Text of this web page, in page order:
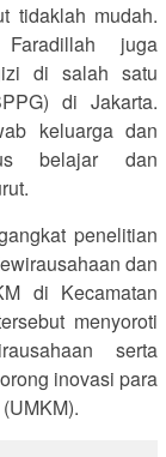
tidaklah mudah.
juga
di salah satu
di Jakarta.
keluarga dan
belajar dan
penelitian
dan
di Kecamatan
menyoroti
serta
inovasi para